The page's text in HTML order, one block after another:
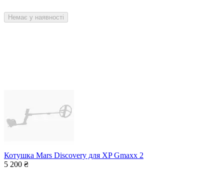
Немає у наявності
Котушка Mars Discovery для XP Gmaxx 2
5 200 ₴